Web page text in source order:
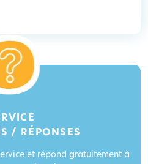
/ RÉPONSES
et répond gratuitement à